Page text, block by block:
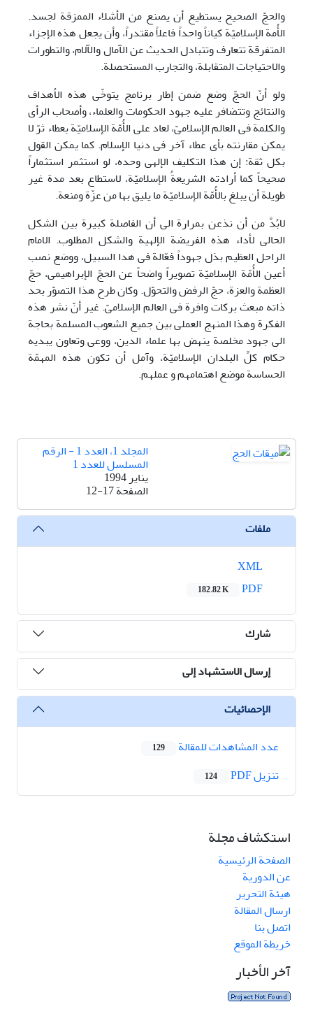
والحجّ الصحیح یستطیع أن یصنع من الأشلاء الممزقة لجسد.
الأُمة الإسلامیّة کیاناً واحداً فاعلاً مقتدراً، وأن یجعل هذه الإجزاء
المتفرقة تتعارف وتتبادل الحدیث عن الآمال والآلام، والتطورات
والاحتیاجات المتقابلة، والتجارب المستحصلة.
ولو أنّ الحجّ وضع ضمن إطار برنامج یتوخّی هذه الأهداف
والنتائج وتتضافر علیه جهود الحکومات والعلماء، وأصحاب الرأی
والکلمة فی العالم الإسلامیّ، لعاد علی الأُمّة الإسلامیّة بعطاء ثرّ لا
یمکن مقارنته بأی عطاء آخر فی دنیا الإسلام. کما یمکن القول
بکل ثقة: إن هذا التکلیف الإلهی وحده، لو استثمر استثماراً
صحیحاً کما أرادته الشریعةُ الإسلامیّة، لاستطاع بعد مدة غیر
طویلة أن یبلغ بالأُمّة الإسلامیّة ما یلیق بها من عزّة ومنعة.
لابُدَّ من أن نذعن بمرارة الی أن الفاصلة کبیرة بین الشکل
الحالی لأداء هذه الفریضة الإلهیة والشکل المطلوب. الامام
الراحل العظیم بذل جهوداً فعّالة فی هدا السبیل، ووضع نصب
أعین الأُمّة الإسلامیّة تصویراً واضحاً عن الحجّ الإبراهیمی، حجّ
العظمة والعزة، حجّ الرفض والتحوّل. وکان طرح هذا التصوّر بحد
ذاته مبعث برکات وافرة فی العالم الإسلامیّ. غیر أنّ نشر هذه
الفکرة وهذا المنهج العملی بین جمیع الشعوب المسلمة بحاجة
الی جهود مخلصة ینهض بها علماء الدین، ووعی وتعاون یبدیه
حکام کلِّ البلدان الإسلامیّة، وآمل أن تکون هذه المهمّة
الحساسة موضع اهتمامهم و عملهم.
المجلد 1، العدد 1 - الرقم
المسلسل للعدد 1
يناير 1994
الصفحة12-17
ملفات
182.82 K
شارك
إرسال الاستشهاد إلى
الإحصائيات
عدد المشاهدات للمقالة
129
تنزیل PDF 124
استكشاف مجلة
الصفحة الرئيسية
عن الدورية
هيئة التحرير
ارسال المقالة
اتصل بنا
خريطة الموقع
آخر الأخبار